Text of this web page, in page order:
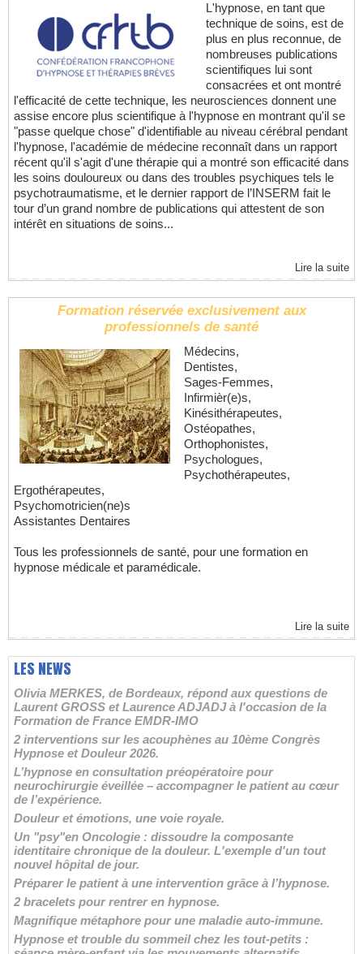
L'hypnose, en tant que
technique de soins, est de
plus en plus reconnue, de
nombreuses publications
scientifiques lui sont
consacrées et ont montré
l'efficacité de cette technique, les neurosciences donnent une
assise encore plus scientifique à l'hypnose en montrant qu'il se
"passe quelque chose" d'identifiable au niveau cérébral pendant
l'hypnose, l'académie de médecine reconnaît dans un rapport
récent qu'il s'agit d'une thérapie qui a montré son efficacité dans
les soins douloureux ou dans des troubles psychiques tels le
psychotraumatisme, et le dernier rapport de l’INSERM fait le
tour d’un grand nombre de publications qui attestent de son
intérêt en situations de soins...
Lire la suite
Formation réservée exclusivement aux
professionnels de santé
Médecins,
Dentistes,
Sages-Femmes,
Infirmièr(e)s,
Kinésithérapeutes,
Ostéopathes,
Orthophonistes,
Psychologues,
Psychothérapeutes,
Ergothérapeutes,
Psychomotricien(ne)s
Assistantes Dentaires
Tous les professionnels de santé, pour une formation en
hypnose médicale et paramédicale.
Lire la suite
LES NEWS
Olivia MERKES, de Bordeaux, répond aux questions de
Laurent GROSS et Laurence ADJADJ à l'occasion de la
Formation de France EMDR-IMO
2 interventions sur les acouphènes au 10ème Congrès
Hypnose et Douleur 2026.
L’hypnose en consultation préopératoire pour
neurochirurgie éveillée – accompagner le patient au cœur
de l’expérience.
Douleur et émotions, une voie royale.
Un "psy"en Oncologie : dissoudre la composante
identitaire chronique de la douleur. L'exemple d'un tout
nouvel hôpital de jour.
Préparer le patient à une intervention grâce à l’hypnose.
2 bracelets pour rentrer en hypnose.
Magnifique métaphore pour une maladie auto-immune.
Hypnose et trouble du sommeil chez les tout-petits :